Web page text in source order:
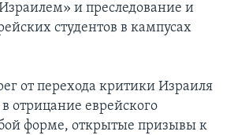
и преследование и
студентов в кампусах
от перехода критики Израиля
отрицание еврейского
форме, открытые призывы к